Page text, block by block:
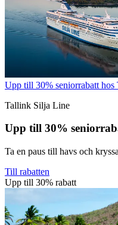
Upp till 30% seniorrabatt
Tallink Silja Line
Upp till 30%
Ta en paus till havs och
Till rabatten
Upp till 30% rabatt